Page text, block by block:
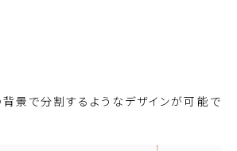
景で分割するようなデザインが可能で